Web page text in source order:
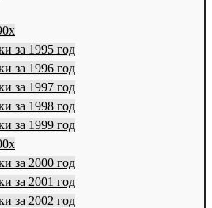
за 1995 год
за 1996 год
за 1997 год
за 1998 год
за 1999 год
за 2000 год
за 2001 год
за 2002 год